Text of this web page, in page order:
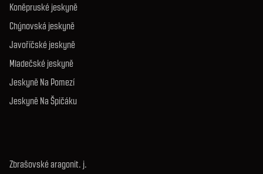
Správa jeskyní České republiky pečuje o zpřístupněné jeskyně a chrání
přírodní dědictví podzemního světa.
Květnové nám. 3, 252 43 Průhonice
JESKYNĚ
Bozkovské dolomitové j.
Javoříčské jeskyně